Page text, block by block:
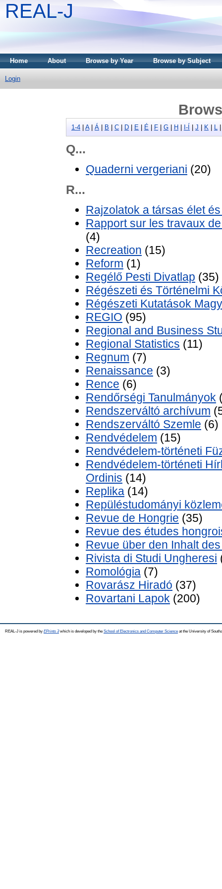
REAL-J
Home About Browse by Year Browse by Subject
Login
1-4 A| Á B C D E É F G H I-Í J K
Q...
Quaderni vergeriani (20)
R...
Rajzolatok a társas élet
Rapport sur les travaux
(4)
Recreation (15)
Reform (1)
Regélő Pesti Divatlap (35)
Régészeti és Történelmi
Régészeti Kutatások
REGIO (95)
Regional and Business
Regional Statistics (11)
Regnum (7)
Renaissance (3)
Rence (6)
Rendőrségi Tanulmányok
Rendszerváltó archívum
Rendszerváltó Szemle (6)
Rendvédelem (15)
Rendvédelem-történeti
Rendvédelem-történeti
Ordinis (14)
Replika (14)
Repüléstudományi
Revue de Hongrie (35)
Revue des études
Revue über den Inhalt
Rivista di Studi Ungheresi
Romológia (7)
Rovarász Hiradó (37)
Rovartani Lapok (200)
REAL-J is powered by EPrints 3which is developed by the School of Electronics and Computer Science at the University of